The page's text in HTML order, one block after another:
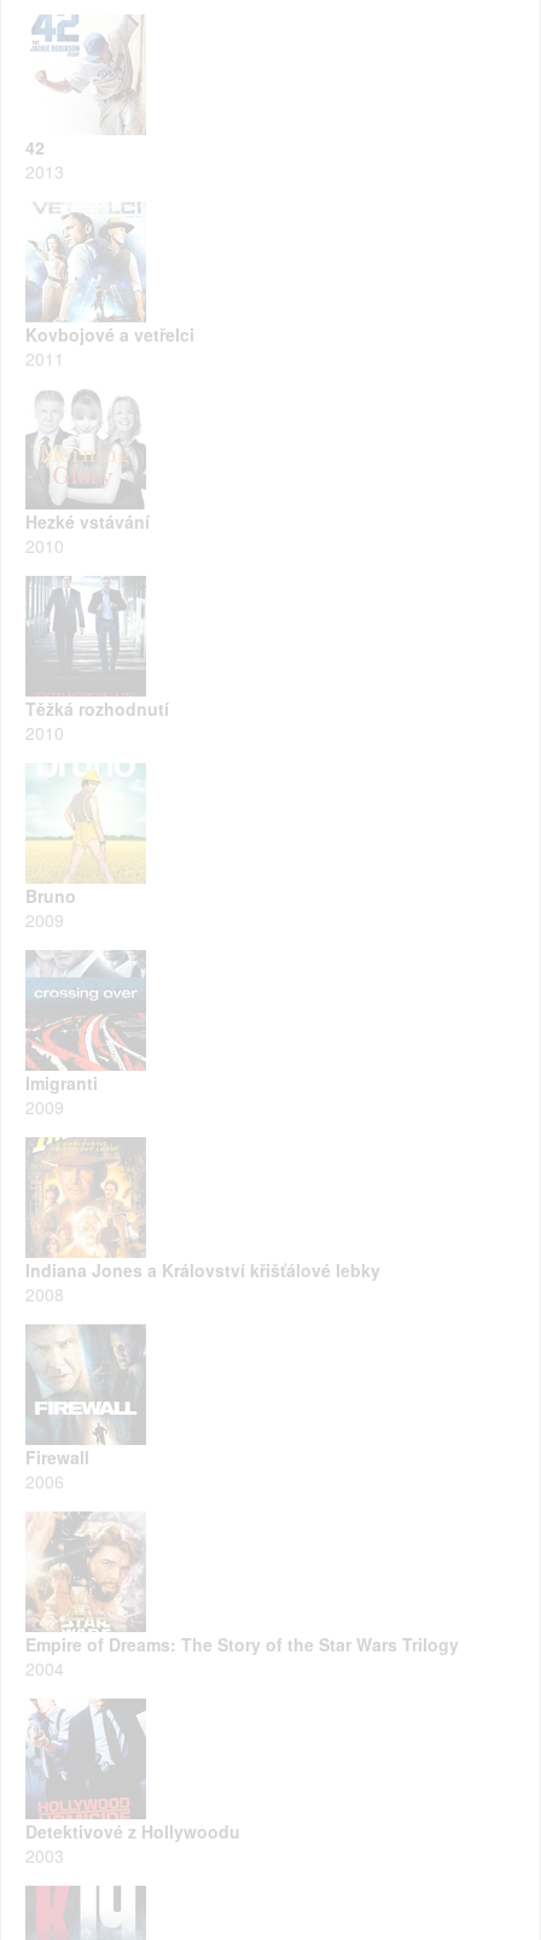
42
2013
Kovbojové a vetřelci
2011
Hezké vstávání
2010
Těžká rozhodnutí
2010
Bruno
2009
Imigranti
2009
Indiana Jones a Království křišťálové lebky
2008
Firewall
2006
Empire of Dreams: The Story of the Star Wars Trilogy
2004
Detektivové z Hollywoodu
2003